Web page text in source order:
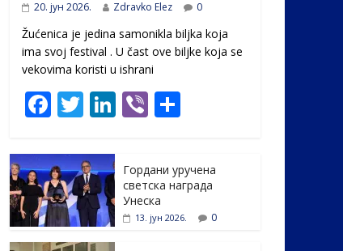
20. јун 2026. Zdravko Elez 0
Žućenica je jedina samonikla biljka koja
ima svoj festival . U čast ovе biljke koja se
vekovima koristi u ishrani
F
e
b
o
o
T
itt
er
Li
e
dI
n
Vi
e
Гордани уручена
светска награда
Унеска
13. јун 2026. 0